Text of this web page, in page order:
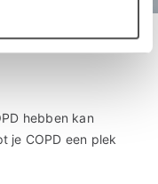
hebben kan
je COPD een plek